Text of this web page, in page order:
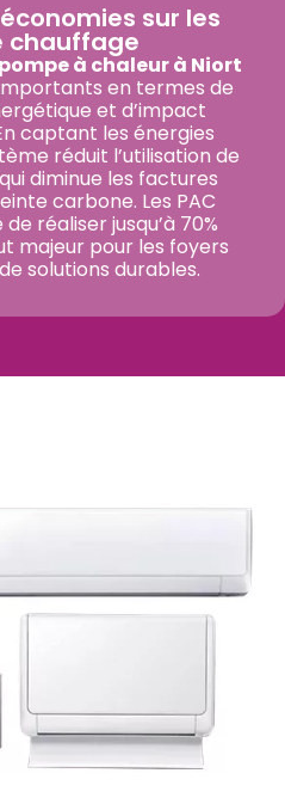
sur les
chauffage
à chaleur à Niort
en termes de
et d’impact
captant les énergies
réduit l’utilisation de
diminue les factures
carbone. Les PAC
réaliser jusqu’à 70%
majeur pour les foyers
solutions durables.